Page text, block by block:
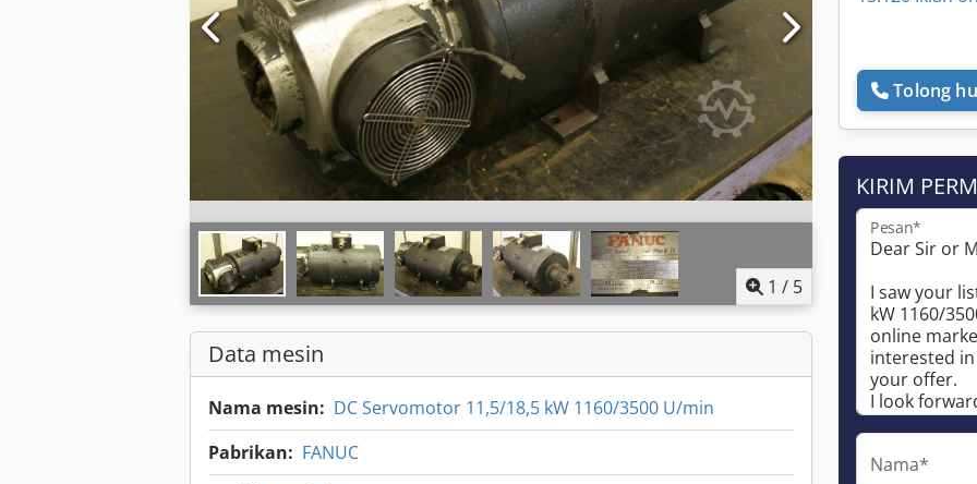
1 / 5
Data mesin
Nama mesin: DC Servomotor 11,5/18,5 kW 1160/3500 U/min
Pabrikan: FANUC
Tolong
KIRIM
Pesan*
Nama*